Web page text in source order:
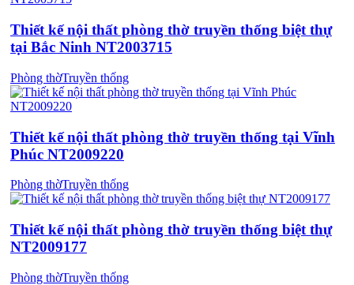
Thiết kế nội thất phòng thờ truyền thống biệt thự
tại Bắc Ninh NT2003715
Phòng thờTruyền thống
Thiết kế nội thất phòng thờ truyền thống tại Vĩnh
Phúc NT2009220
Phòng thờTruyền thống
Thiết kế nội thất phòng thờ truyền thống biệt thự
NT2009177
Phòng thờTruyền thống